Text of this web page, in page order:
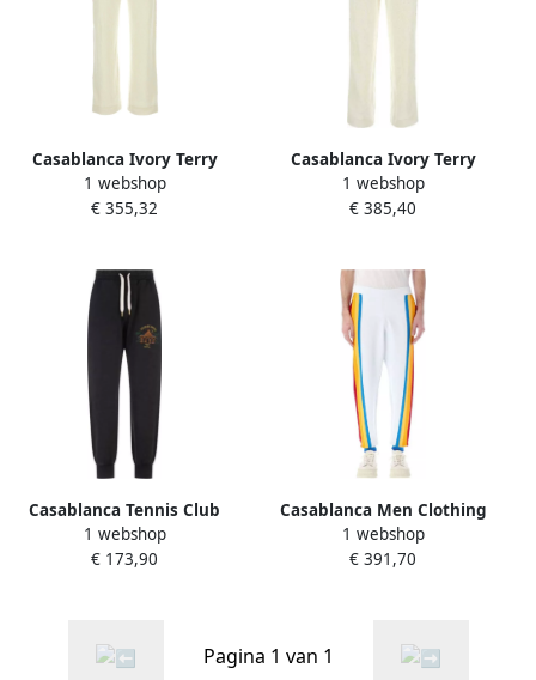
Casablanca Ivory Terry
Joggers White Heren
1 webshop
€ 355,32
Casablanca Ivory Terry
Joggers in Modal Blend
White Dames
1 webshop
€ 385,40
Casablanca Tennis Club
Icon Joggers met
Borduurwerk Black Heren
1 webshop
€ 173,90
Casablanca Men Clothing
Trousers White Multi Colour
Ss23 Wit Heren
1 webshop
€ 391,70
Pagina 1 van 1